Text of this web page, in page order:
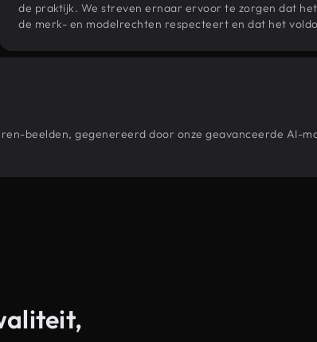
de praktijk. We streven ernaar ervoor te zorgen dat
de merk- en modelrechten respecteert en dat het
beelden, gegenereerd door onze geavanceerde AI-